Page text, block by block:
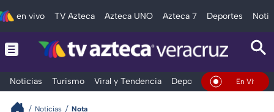
en vivo TV Azteca Azteca UNO Azteca 7 Deportes
Noticias Turismo Viral y Tendencia Deportes Espectáculos
En Vivo
Noticias Nota